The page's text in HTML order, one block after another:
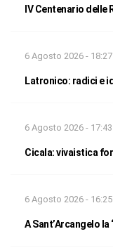
IV Centenario delle
6 Agosto 2026 - 18:27
Latronico: radici e
6 Agosto 2026 - 17:43
Cicala: vivaistica
6 Agosto 2026 - 16:25
A Sant’Arcangelo